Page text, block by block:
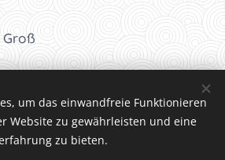
um das einwandfreie Funktionieren
Website zu gewährleisten und eine
zu bieten.